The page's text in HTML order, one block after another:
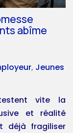
abîme
, Jeunes
vite la
et réalité
déjà fragiliser